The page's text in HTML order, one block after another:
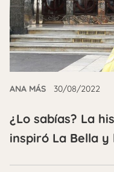
ANA MÁS 30/08/2022
¿Lo sabías? La
inspiró La Bella y